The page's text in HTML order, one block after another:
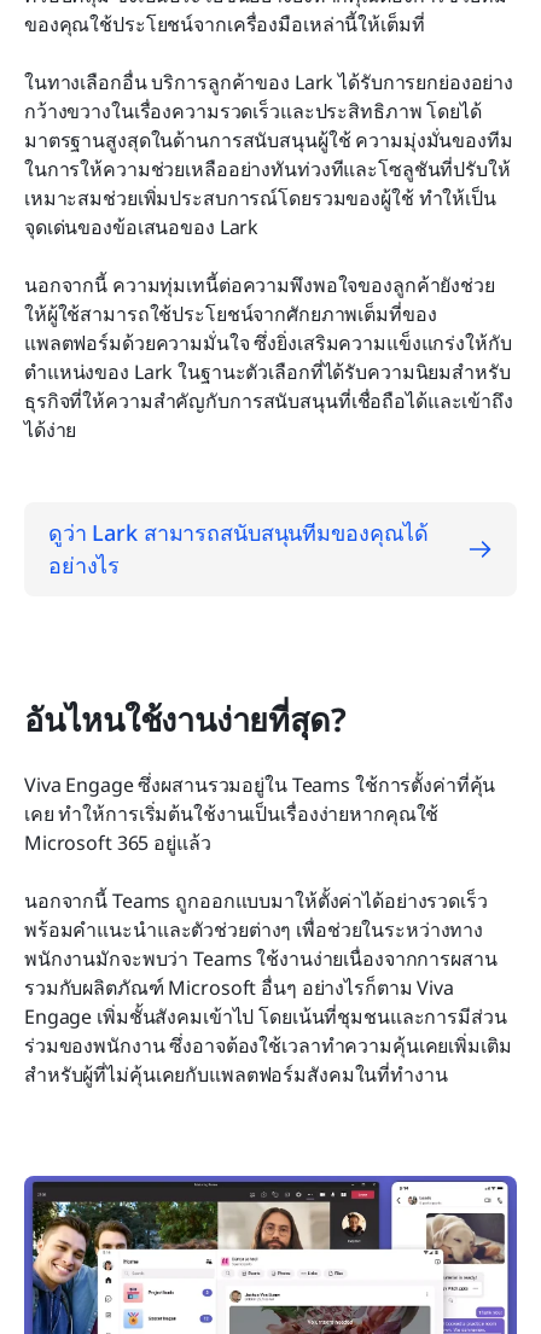
ของคุณใช้ประโยชน์จากเครื่องมือเหล่านี้ให้เต็มที่
ในทางเลือกอื่น บริการลูกค้าของ Lark ได้รับการยกย่องอย่าง
กว้างขวางในเรื่องความรวดเร็วและประสิทธิภาพ โดยได้
มาตรฐานสูงสุดในด้านการสนับสนุนผู้ใช้ ความมุ่งมั่นของทีม
ในการให้ความช่วยเหลืออย่างทันท่วงทีและโซลูชันที่ปรับให้
เหมาะสมช่วยเพิ่มประสบการณ์โดยรวมของผู้ใช้ ทำให้เป็น
จุดเด่นของข้อเสนอของ Lark
นอกจากนี้ ความทุ่มเทนี้ต่อความพึงพอใจของลูกค้ายังช่วย
ให้ผู้ใช้สามารถใช้ประโยชน์จากศักยภาพเต็มที่ของ
แพลตฟอร์มด้วยความมั่นใจ ซึ่งยิ่งเสริมความแข็งแกร่งให้กับ
ตำแหน่งของ Lark ในฐานะตัวเลือกที่ได้รับความนิยมสำหรับ
ธุรกิจที่ให้ความสำคัญกับการสนับสนุนที่เชื่อถือได้และเข้าถึง
ได้ง่าย
ดูว่า Lark สามารถสนับสนุนทีมของคุณได้
อย่างไร
อันไหนใช้งานง่ายที่สุด?
Viva Engage ซึ่งผสานรวมอยู่ใน Teams ใช้การตั้งค่าที่คุ้น
เคย ทำให้การเริ่มต้นใช้งานเป็นเรื่องง่ายหากคุณใช้
Microsoft 365 อยู่แล้ว
นอกจากนี้ Teams ถูกออกแบบมาให้ตั้งค่าได้อย่างรวดเร็ว
พร้อมคำแนะนำและตัวช่วยต่างๆ เพื่อช่วยในระหว่างทาง
พนักงานมักจะพบว่า Teams ใช้งานง่ายเนื่องจากการผสาน
รวมกับผลิตภัณฑ์ Microsoft อื่นๆ อย่างไรก็ตาม Viva
Engage เพิ่มชั้นสังคมเข้าไป โดยเน้นที่ชุมชนและการมีส่วน
ร่วมของพนักงาน ซึ่งอาจต้องใช้เวลาทำความคุ้นเคยเพิ่มเติม
สำหรับผู้ที่ไม่คุ้นเคยกับแพลตฟอร์มสังคมในที่ทำงาน